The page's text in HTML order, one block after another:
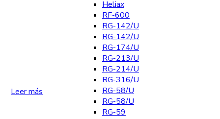
Heliax
RF-600
RG-142/U
RG-142/U
RG-174/U
RG-213/U
RG-214/U
RG-316/U
RG-58/U
RG-58/U
RG-59
Leer más